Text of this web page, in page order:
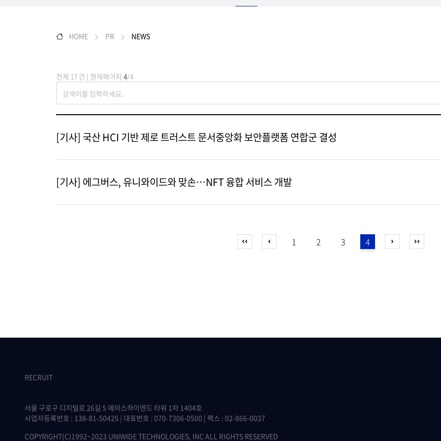
HOME PR NEWS
전체 17 건 | 현재페이지 4/4
[기사] 국산 HCI 기반 제로 트러스트 문서중앙화 보안플랫폼 연합군 결성
[기사] 에그버스, 유니와이드와 맞손…NFT 융합 서비스 개발
1 2 3 4
RECRUIT
서울 구로구 디지털로 26길 5 에이스하이엔드 타워 1차 1404호
사업자등록번호 : 138-81-50425 | 대표번호 : 070-7306-0500 | 팩스 : 02-866-0037
COPYRIGHT(C)1992~2023 UNIWIDE TECHNOLOGIES, INC ALL RIGHTS RESERVED